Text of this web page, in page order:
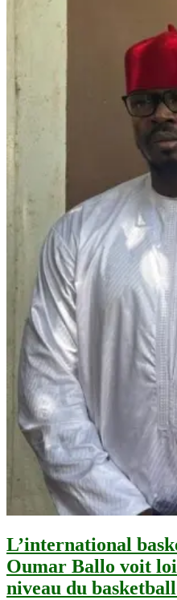
L’international
Oumar Ballo voit
niveau du